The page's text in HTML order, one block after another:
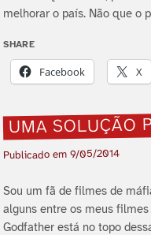
melhorar o paí­s. Não que o
SHARE
Facebook X
UMA SOLUÇÃO
Publicado em9/05/2014
Sou um fã de filmes de
alguns entre os meus
Godfather está no topo